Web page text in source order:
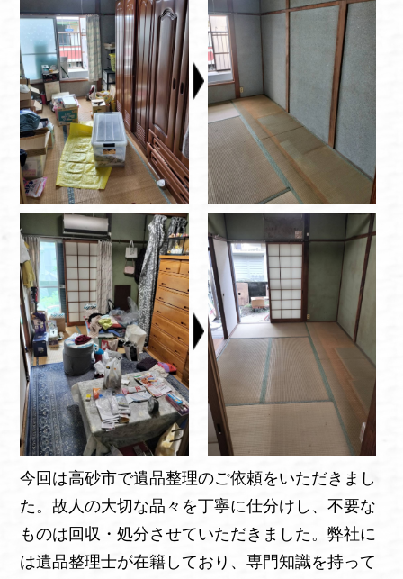
今回は高砂市で遺品整理のご依頼をいただきまし
た。故人の大切な品々を丁寧に仕分けし、不要な
ものは回収・処分させていただきました。弊社に
は遺品整理士が在籍しており、専門知識を持って